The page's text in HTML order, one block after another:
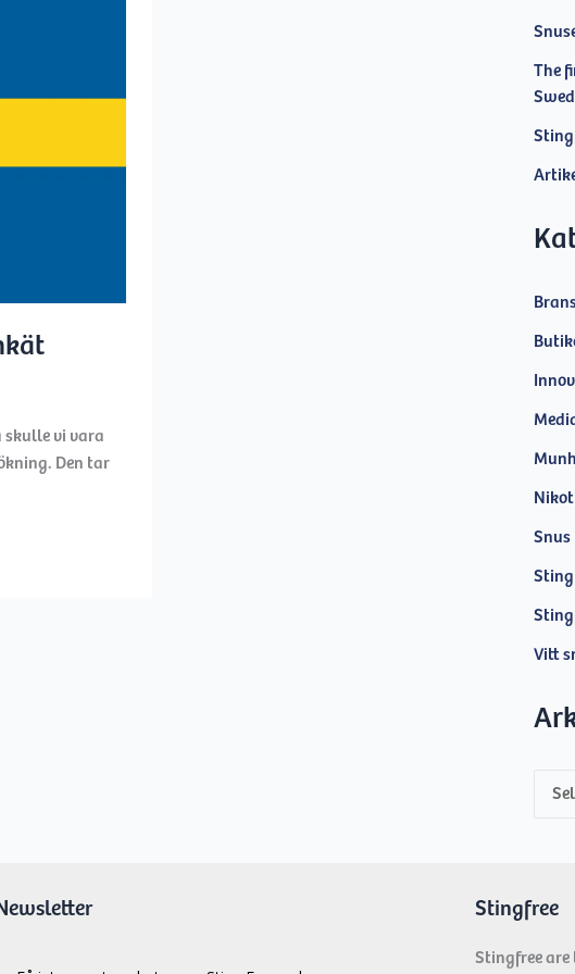
skulle vi vara
Den tar
The
Snus
Sting
Vitt
v
Stingfree
Stingfree